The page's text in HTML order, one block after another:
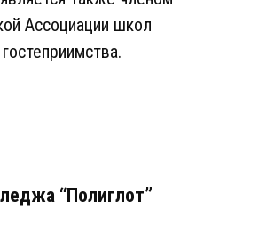
Ассоциации школ
“Полиглот”